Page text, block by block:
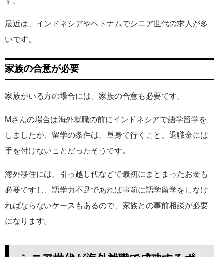
最近は、インドネシアやベトナムでシニア世代の求人が多
いです。
家族の合意が必要
家族がいる方の場合には、家族の合意も必要です。
Mさんの場合は海外就職の前にインドネシアで語学留学を
しましたが、留学の条件は、単身で行くこと、退職金には
手を付けないことだったそうです。
海外移住には、引っ越し代などで最初にまとまったお金も
必要ですし、語学力不足であれば事前に語学留学をしなけ
ればならないケースもあるので、家族との事前相談が必要
になります。